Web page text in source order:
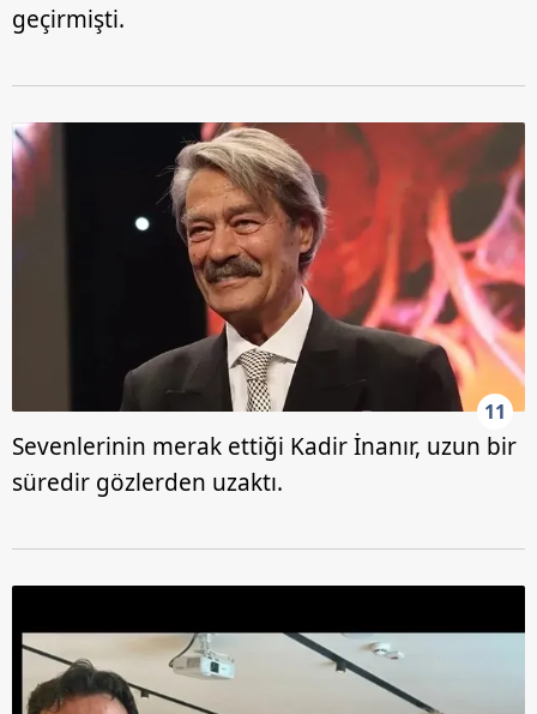
geçirmişti.
11
Sevenlerinin merak ettiği Kadir İnanır, uzun bir
süredir gözlerden uzaktı.